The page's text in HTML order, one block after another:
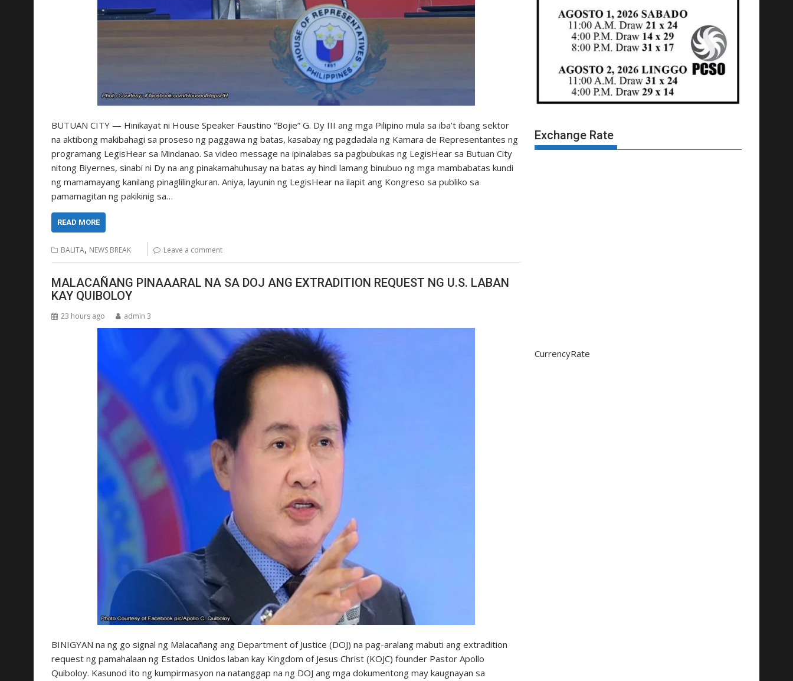
BUTUAN CITY — Hinikayat ni House Speaker Faustino “Bojie” G. Dy III ang mga Pilipino mula sa iba’t ibang sektor
na aktibong makibahagi sa proseso ng paggawa ng batas, kasabay ng pagdadala ng Kamara de Representantes ng
programang LegisHear sa Mindanao. Sa video message na ipinalabas sa pagbubukas ng LegisHear sa Butuan City
nitong Biyernes, sinabi ni Dy na ang pinakamahuhusay na batas ay hindi lamang binubuo ng mga mambabatas kundi
ng mamamayang kanilang pinaglilingkuran. Aniya, layunin ng LegisHear na ilapit ang Kongreso sa publiko sa
pamamagitan ng pakikinig sa…
READ MORE
BALITA, NEWS BREAK Leave a comment
MALACAÑANG PINAAARAL NA SA DOJ ANG EXTRADITION REQUEST NG U.S. LABAN
KAY QUIBOLOY
23 hours ago admin 3
BINIGYAN na ng go signal ng Malacañang ang Department of Justice (DOJ) na pag-aralang mabuti ang extradition
request ng pamahalaan ng Estados Unidos laban kay Kingdom of Jesus Christ (KOJC) founder Pastor Apollo
Quiboloy. Kasunod ito ng kumpirmasyon na natanggap na ng DOJ ang mga dokumentong may kaugnayan sa
Exchange Rate
CurrencyRate